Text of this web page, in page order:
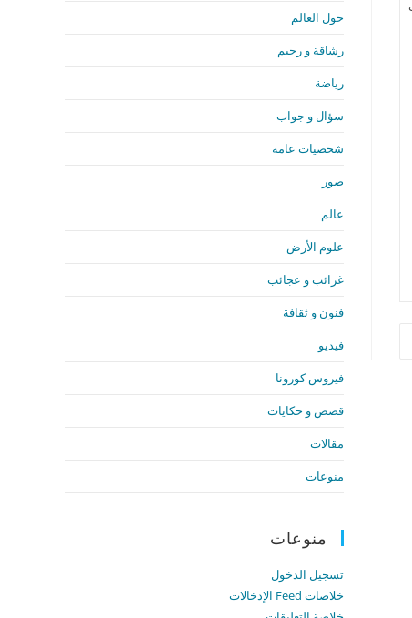
حول العالم
رشاقة و رجيم
رياضة
سؤال و جواب
شخصيات عامة
صور
عالم
علوم الأرض
غرائب و عجائب
فنون و ثقافة
فيديو
فيروس كورونا
قصص و حكايات
مقالات
منوعات
منوعات
تسجيل الدخول
خلاصات Feed الإدخالات